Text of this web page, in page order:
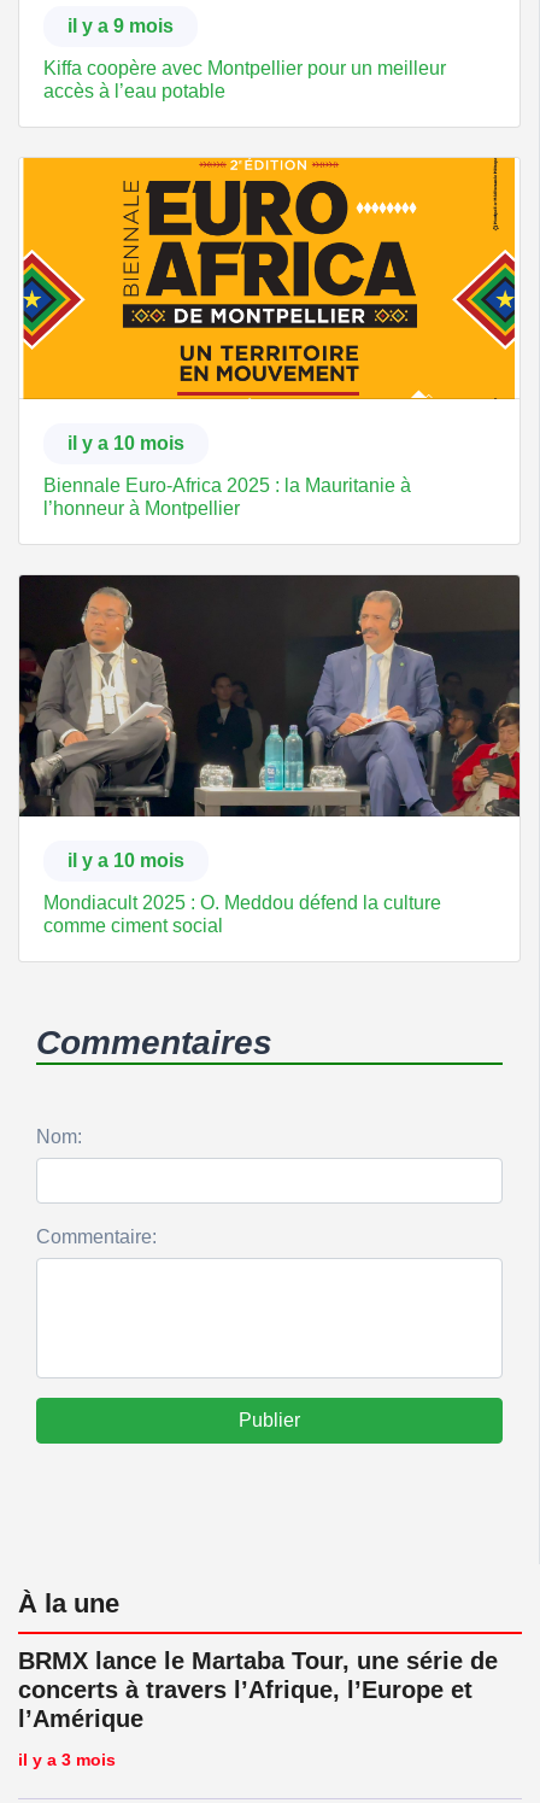
il y a 9 mois
Kiffa coopère avec Montpellier pour un meilleur
accès à l’eau potable
il y a 10 mois
Biennale Euro-Africa 2025 : la Mauritanie à
l’honneur à Montpellier
il y a 10 mois
Mondiacult 2025 : O. Meddou défend la culture
comme ciment social
Commentaires
Nom:
Commentaire:
Publier
À la une
BRMX lance le Martaba Tour, une série de
concerts à travers l’Afrique, l’Europe et
l’Amérique
il y a 3 mois